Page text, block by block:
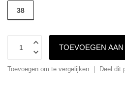
38
TOEVOEGEN
Toevoegen om te vergelijken Deel dit